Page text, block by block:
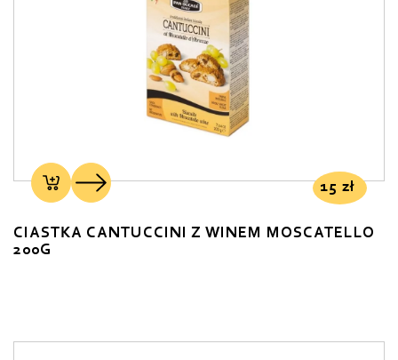
15 zł
CIASTKA CANTUCCINI Z WINEM MOSCATELLO
200G